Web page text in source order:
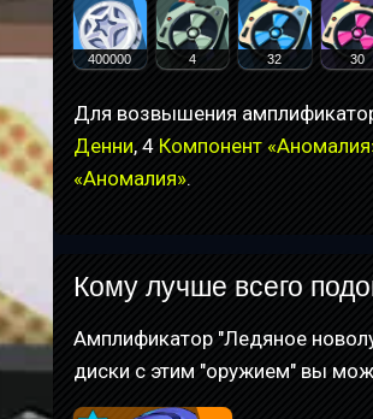
400000 4 32 30
Для возвышения
Денни, 4 Компонент
«Аномалия».
Кому лучше всего
Амплификатор "Ледяное
диски с этим "оружием" вы